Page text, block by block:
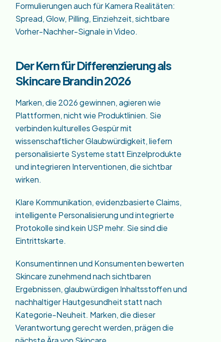
Formulierungen auch für Kamera Realitäten:
Spread, Glow, Pilling, Einziehzeit, sichtbare
Vorher-Nachher-Signale in Video.
Der Kern für Differenzierung als
Skincare Brand in 2026
Marken, die 2026 gewinnen, agieren wie
Plattformen, nicht wie Produktlinien. Sie
verbinden kulturelles Gespür mit
wissenschaftlicher Glaubwürdigkeit, liefern
personalisierte Systeme statt Einzelprodukte
und integrieren Interventionen, die sichtbar
wirken.
Klare Kommunikation, evidenzbasierte Claims,
intelligente Personalisierung und integrierte
Protokolle sind kein USP mehr. Sie sind die
Eintrittskarte.
Konsumentinnen und Konsumenten bewerten
Skincare zunehmend nach sichtbaren
Ergebnissen, glaubwürdigen Inhaltsstoffen und
nachhaltiger Hautgesundheit statt nach
Kategorie-Neuheit. Marken, die dieser
Verantwortung gerecht werden, prägen die